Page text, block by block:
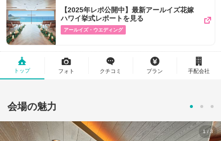
【2025年レポ公開中】最新アールイズ花嫁
ハワイ挙式レポートを見る
アールイズ・ウエディング
トップ フォト クチコミ プラン 手配会社
会場の魅力
1/3